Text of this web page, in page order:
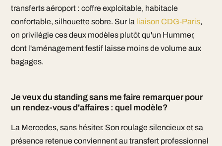
transferts aéroport : coffre exploitable, habitacle
confortable, silhouette sobre. Sur la liaison CDG-Paris,
on privilégie ces deux modèles plutôt qu'un Hummer,
dont l'aménagement festif laisse moins de volume aux
bagages.
Je veux du standing sans me faire remarquer pour
un rendez-vous d'affaires : quel modèle?
La Mercedes, sans hésiter. Son roulage silencieux et sa
présence retenue conviennent au transfert professionnel